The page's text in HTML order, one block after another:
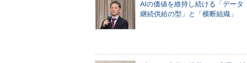
AIの価値を維持し続ける「データ
継続供給の型」と「横断組織」